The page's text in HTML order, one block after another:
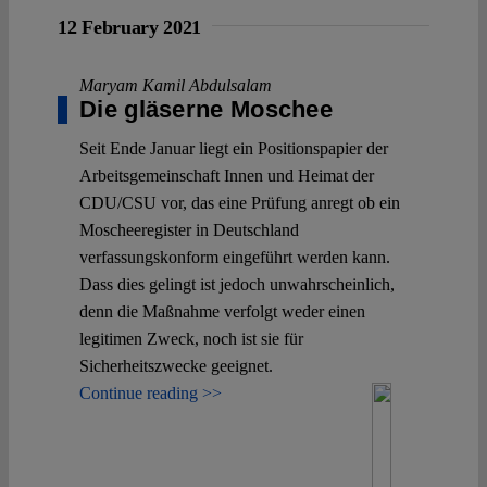
12 February 2021
Maryam Kamil Abdulsalam
Die gläserne Moschee
Seit Ende Januar liegt ein Positionspapier der
Arbeitsgemeinschaft Innen und Heimat der
CDU/CSU vor, das eine Prüfung anregt ob ein
Moscheeregister in Deutschland
verfassungskonform eingeführt werden kann.
Dass dies gelingt ist jedoch unwahrscheinlich,
denn die Maßnahme verfolgt weder einen
legitimen Zweck, noch ist sie für
Sicherheitszwecke geeignet.
Continue reading >>